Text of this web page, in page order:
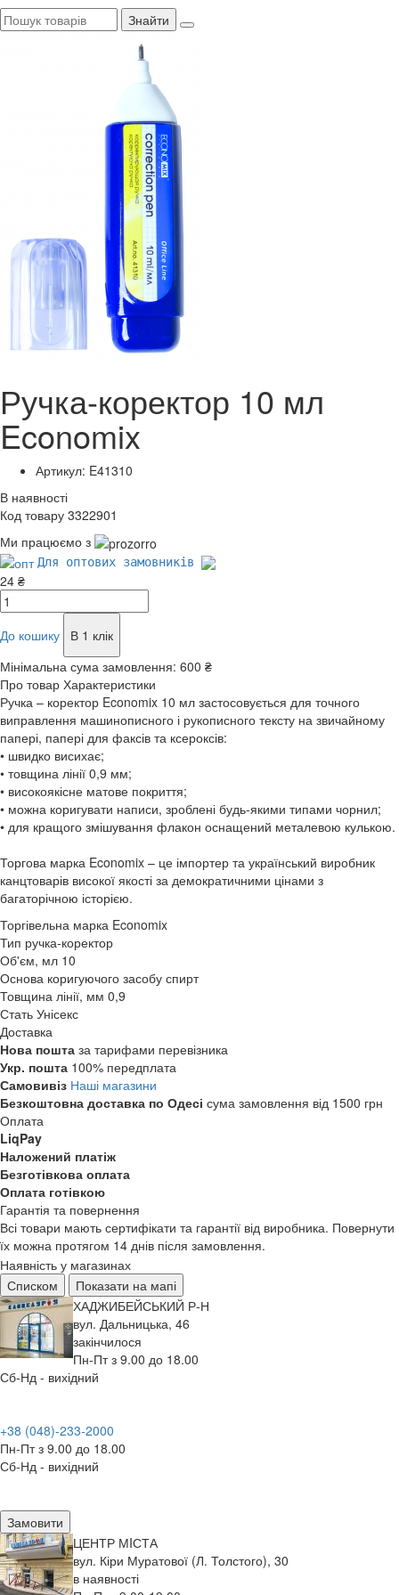
Знайти
Ручка-коректор 10 мл
Economix
Артикул: E41310
В наявності
Код товару 3322901
Ми працюємо з
Для оптових замовників
24 ₴
До кошику
В 1 клік
Мінімальна сума замовлення: 600 ₴
Про товар Характеристики
Ручка – коректор Economix 10 мл застосовується для точного
виправлення машинописного і рукописного тексту на звичайному
папері, папері для факсів та ксероксів:
• швидко висихає;
• товщина лінії 0,9 мм;
• високоякісне матове покриття;
• можна коригувати написи, зроблені будь-якими типами чорнил;
• для кращого змішування флакон оснащений металевою кулькою.
Торгова марка Economix – це імпортер та український виробник
канцтоварів високої якості за демократичними цінами з
багаторічною історією.
Торгівельна марка Economix
Тип ручка-коректор
Об'єм, мл 10
Основа коригуючого засобу спирт
Товщина лінії, мм 0,9
Стать Унісекс
Доставка
Нова пошта за тарифами перевізника
Укр. пошта 100% передплата
Самовивіз Наші магазини
Безкоштовна доставка по Одесі сума замовлення від 1500 грн
Оплата
LiqPay
Наложений платіж
Безготівкова оплата
Оплата готівкою
Гарантія та повернення
Всі товари мають сертифікати та гарантії від виробника. Повернути
їх можна протягом 14 днів після замовлення.
Наявність у магазинах
Списком
Показати на мапі
ХАДЖИБЕЙСЬКИЙ Р-Н
вул. Дальницька, 46
закінчилося
Пн-Пт з 9.00 до 18.00
Сб-Нд - вихідний
+38 (048)-233-2000
Пн-Пт з 9.00 до 18.00
Сб-Нд - вихідний
Замовити
ЦЕНТР МIСТА
вул. Кіри Муратової (Л. Толстого), 30
в наявності